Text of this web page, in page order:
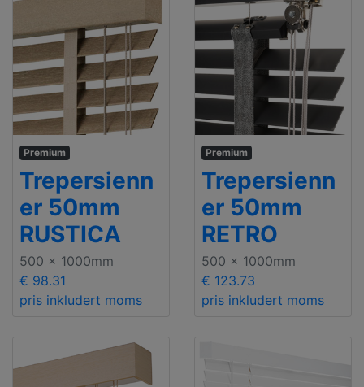
Premium
Trepersienn
er 50mm
RUSTICA
500 x 1000mm
€ 98.31
pris inkludert moms
Premium
Trepersienn
er 50mm
RETRO
500 x 1000mm
€ 123.73
pris inkludert moms